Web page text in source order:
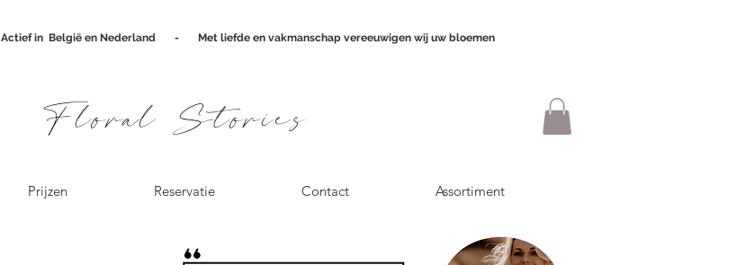
Actief in België en Nederland - Met liefde en vakmanschap vereeuwigen wij uw bloemen
Prijzen Reservatie Contact Assortiment
Floral Stories